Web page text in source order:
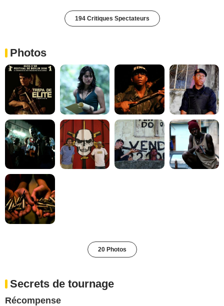
194 Critiques Spectateurs
Photos
20 Photos
Secrets de tournage
Récompense